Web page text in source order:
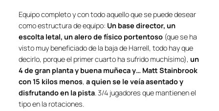
Equipo completo y con todo aquello que se puede desear
como estructura de equipo: Un base director, un
escolta letal, un alero de físico portentoso (que se ha
visto muy beneficiado de la baja de Harrell, todo hay que
decirlo, porque el primer cuarto ha sufrido muchísimo), un
4 de gran planta y buena muñeca y… Matt Stainbrook
con 15 kilos menos, a quien se le veía asentado y
disfrutando en la pista. 3/4 jugadores que mantienen el
tipo en la rotaciones.